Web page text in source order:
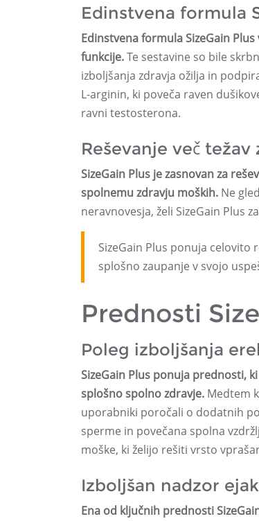
Edinstvena formula
Edinstvena formula SizeGain
funkcije.Te sestavine so bile
izboljšanja zdravja ožilja in
L-arginin, ki poveča raven
ravni testosterona.
Reševanje več težav
SizeGain Plus je zasnovan za
spolnemu zdravju moških. Ne
neravnovesja, želi SizeGain Plus
SizeGain Plus ponuja celovito
splošno zaupanje v svojo
Prednosti
Poleg izboljšanja
SizeGain Plus ponuja prednosti,
splošno spolno zdravje. Medtem
uporabniki poročali o dodatnih
sperme in povečana spolna
moške, ki želijo rešiti vrsto
Izboljšan nadzor
Ena od ključnih prednosti